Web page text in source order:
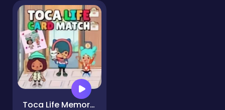
Toca Life Memory Card Match